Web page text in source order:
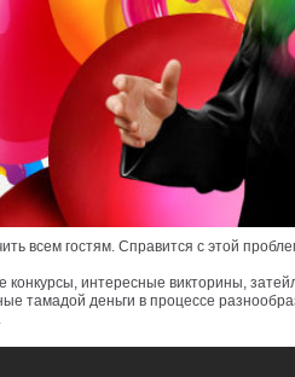
всем гостям. Справится с этой
конкурсы, интересные викторины,
тамадой деньги в процессе